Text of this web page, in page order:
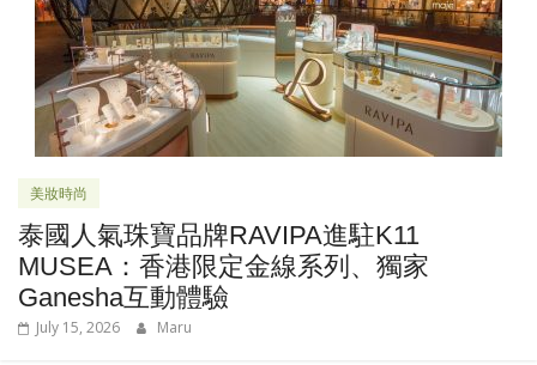
美妝時尚
泰國人氣珠寶品牌RAVIPA進駐K11
MUSEA：香港限定金線系列、獨家
Ganesha互動體驗
July 15, 2026 Maru